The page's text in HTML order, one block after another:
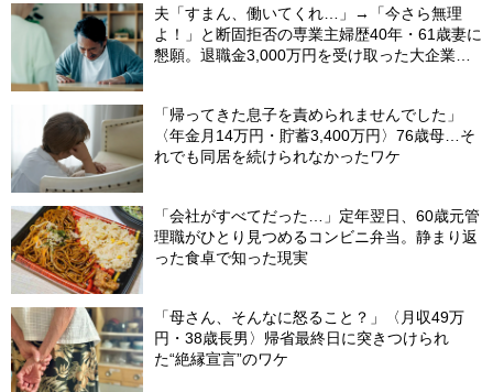
夫「すまん、働いてくれ…」→「今さら無理
よ！」と断固拒否の専業主婦歴40年・61歳妻に
懇願。退職金3,000万円を受け取った大企業元
「帰ってきた息子を責められませんでした」
〈年金月14万円・貯蓄3,400万円〉76歳母…そ
れでも同居を続けられなかったワケ
「会社がすべてだった…」定年翌日、60歳元管
理職がひとり見つめるコンビニ弁当。静まり返
った食卓で知った現実
「母さん、そんなに怒ること？」〈月収49万
円・38歳長男〉帰省最終日に突きつけられ
た“絶縁宣言”のワケ